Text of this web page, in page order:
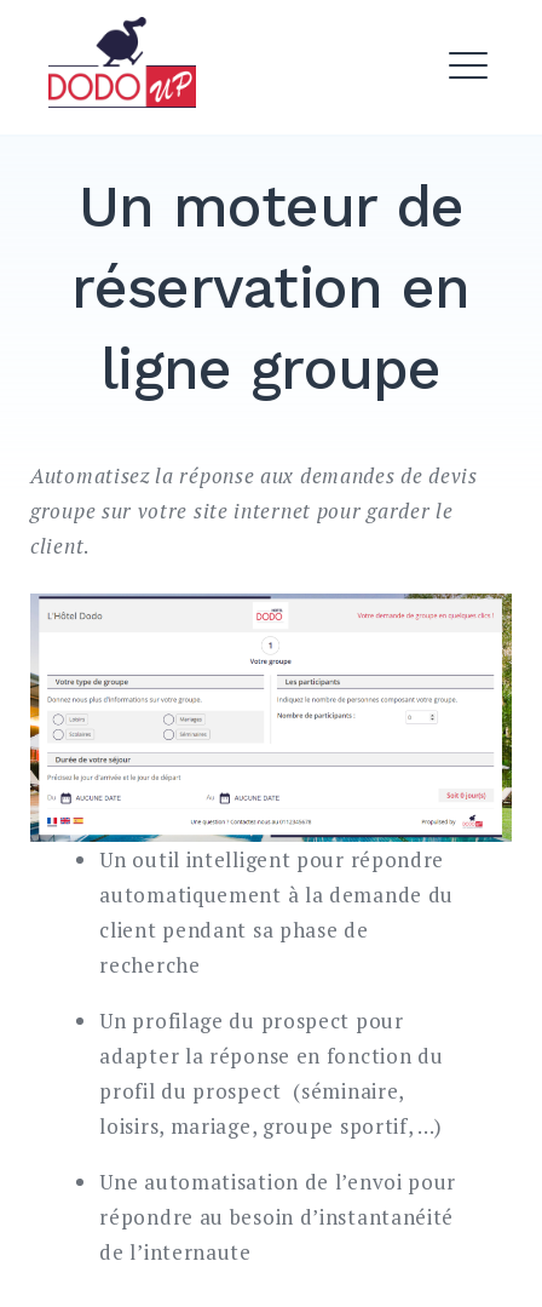
contentDodo Up
EXPAND
Search
for:
SEARCH
Un moteur de
réservation en
ligne groupe
Automatisez la réponse aux demandes de devis
groupe sur votre site internet pour garder le
client.
Un outil intelligent pour répondre
automatiquement à la demande du
client pendant sa phase de
recherche
Un profilage du prospect pour
adapter la réponse en fonction du
profil du prospect (séminaire,
loisirs, mariage, groupe sportif, …)
Une automatisation de l’envoi pour
répondre au besoin d’instantanéité
de l’internaute